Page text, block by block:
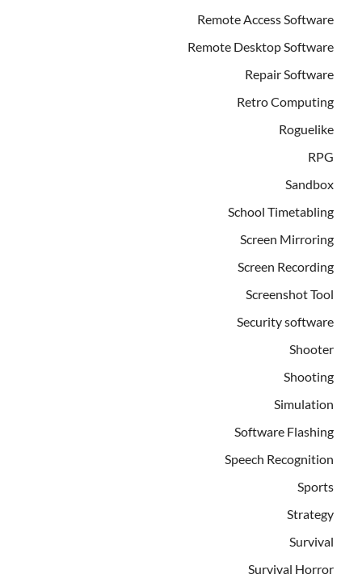
Remote Access Software
Remote Desktop Software
Repair Software
Retro Computing
Roguelike
RPG
Sandbox
School Timetabling
Screen Mirroring
Screen Recording
Screenshot Tool
Security software
Shooter
Shooting
Simulation
Software Flashing
Speech Recognition
Sports
Strategy
Survival
Survival Horror